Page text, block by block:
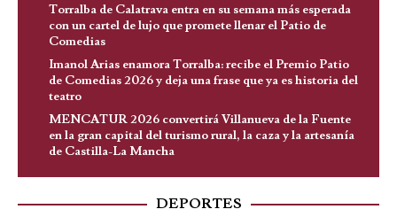
Torralba de Calatrava entra en su semana más esperada
con un cartel de lujo que promete llenar el Patio de
Comedias
Imanol Arias enamora Torralba: recibe el Premio Patio
de Comedias 2026 y deja una frase que ya es historia del
teatro
MENCATUR 2026 convertirá Villanueva de la Fuente
en la gran capital del turismo rural, la caza y la artesanía
de Castilla-La Mancha
DEPORTES